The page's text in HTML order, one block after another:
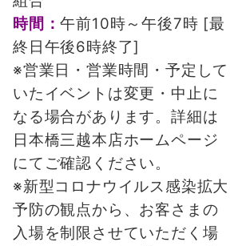
時間：午前10時～午後7時 [最
終日午後6時終了]
※営業日・営業時間・予定して
いたイベントは変更・中止に
なる場合があります。詳細は
日本橋三越本店ホームページ
にてご確認ください。
※新型コロナウイルス感染拡大
予防の観点から、お客さまの
入場を制限させていただく場